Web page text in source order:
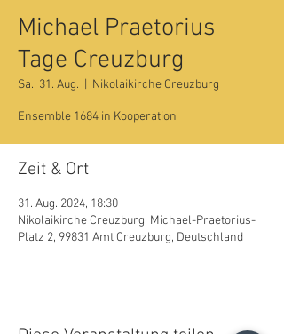
Michael Praetorius
Tage Creuzburg
Sa., 31. Aug. Nikolaikirche Creuzburg
Ensemble 1684 in Kooperation
Zeit & Ort
31. Aug. 2024, 18:30
Nikolaikirche Creuzburg, Michael-Praetorius-
Platz 2, 99831 Amt Creuzburg, Deutschland